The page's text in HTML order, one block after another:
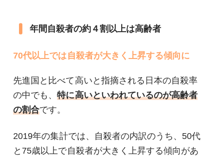
年間自殺者の約４割以上は高齢者
70代以上では自殺者が大きく上昇する傾向に
先進国と比べて高いと指摘される日本の自殺率
の中でも、特に高いといわれているのが高齢者
の割合です。
2019年の集計では、自殺者の内訳のうち、50代
と75歳以上で自殺者が大きく上昇する傾向があ